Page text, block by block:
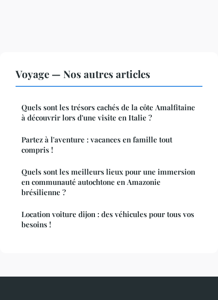
Voyage — Nos autres articles
Quels sont les trésors cachés de la côte Amalfitaine
à découvrir lors d'une visite en Italie ?
Partez à l'aventure : vacances en famille tout
compris !
Quels sont les meilleurs lieux pour une immersion
en communauté autochtone en Amazonie
brésilienne ?
Location voiture dijon : des véhicules pour tous vos
besoins !